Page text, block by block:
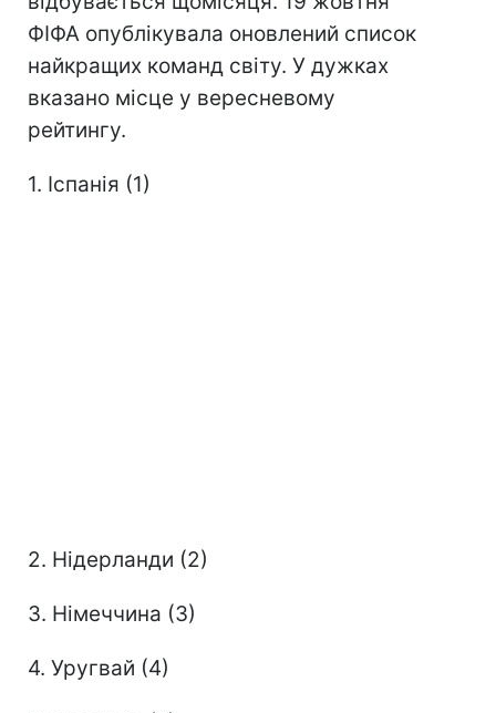
ФІФА опублікувала оновлений список
найкращих команд світу. У дужках
вказано місце у вересневому
рейтингу.
1. Іспанія (1)
2. Нідерланди (2)
3. Німеччина (3)
4. Уругвай (4)